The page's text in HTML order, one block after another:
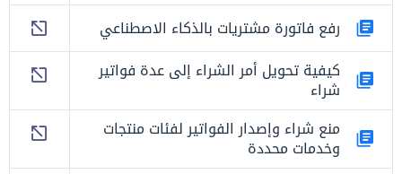
رفع فاتورة مشتريات بالذكاء الاصطناعي
كيفية تحويل أمر الشراء إلى عدة فواتير
شراء
منع شراء وإصدار الفواتير لفئات منتجات
وخدمات محددة